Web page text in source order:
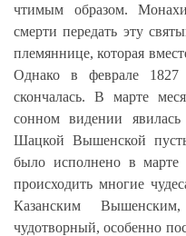
чтимым образом.
смерти передать эту
племяннице, которая
Однако в феврале 1827
скончалась. В марте
сонном видении
Шацкой Вышенской
было исполнено в
происходить многие
Казанским
чудотворный, особенно